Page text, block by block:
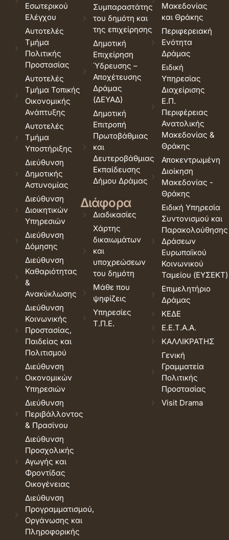
Εσωτερικού
Ελέγχου
Αυτοτελές
Τμήμα
Πολιτικής
Προστασίας
Αυτοτελές
Τμήμα Τοπικής
Οικονομικής
Ανάπτυξης
Αυτοτελές
Τμήμα
Υποστήριξης
Διεύθυνση
Δημοτικής
Αστυνομίας
Διεύθυνση
Διοικητικών
Υπηρεσιών
Διεύθυνση
Δόμησης
Διεύθυνση
Καθαριότητας
&
Ανακύκλωσης
Διεύθυνση
Κοινωνικής
Προστασίας,
Παιδείας και
Πολιτισμού
Διεύθυνση
Οικονομικών
Υπηρεσιών
Διεύθυνση
Περιβάλλοντος
& Πρασίνου
Διεύθυνση
Προσχολικής
Αγωγής και
Φροντίδας
Οικογένειας
Διεύθυνση
Προγραμματισμού,
Οργάνωσης και
Πληροφορικής
Συμπαραστάτης
του δημότη και
της επιχείρησης
Δημοτική
Επιχείρηση
Ύδρευσης –
Αποχέτευσης
Δράμας
(ΔΕΥΑΔ)
Δημοτική
Επιτροπή
Πρωτοβάθμιας
και
Δευτεροβάθμιας
Εκπαίδευσης
Δήμου Δράμας
Διάφορα
Διαδικασίες
Χάρτης
δικαιωμάτων
και
υποχρεώσεων
του δημότη
Μάθε που
ψηφίζεις
Υπηρεσίες
Τ.Π.Ε.
Μακεδονίας
και Θράκης
Περιφερειακή
Ενότητα
Δράμας
Ειδική
Υπηρεσίας
Διαχείρισης
Ε.Π.
Περιφέρειας
Ανατολικής
Μακεδονίας &
Θράκης
Αποκεντρωμένη
Διοίκηση
Μακεδονίας -
Θράκης
Ειδική Υπηρεσία
Συντονισμού και
Παρακολούθησης
Δράσεων
Ευρωπαϊκού
Κοινωνικού
Ταμείου (ΕΥΣΕΚΤ)
Επιμελητήριο
Δράμας
ΚΕΔΕ
Ε.Ε.Τ.Α.Α.
ΚΑΛΛΙΚΡΑΤΗΣ
Γενική
Γραμματεία
Πολιτικής
Προστασίας
Visit Drama